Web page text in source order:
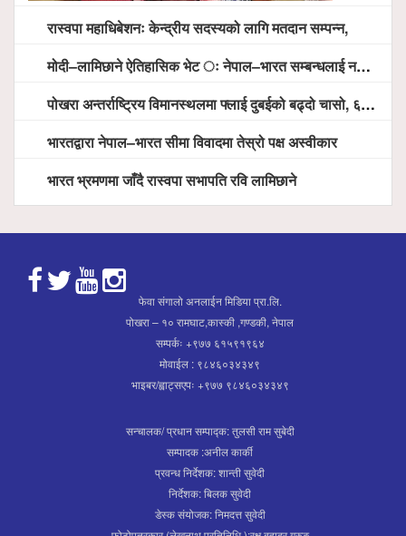
रास्वपा महाधिबेशनः केन्द्रीय सदस्यको लागि मतदान सम्पन्न,
मोदी–लामिछाने ऐतिहासिक भेट ः नेपाल–भारत सम्बन्धलाई नयाँ उचाइमा पु¥याउने साझा प्रतिबद्धता
पोखरा अन्तर्राष्ट्रिय विमानस्थलमा फ्लाई दुबईको बढ्दो चासो, ६ घण्टा लामो प्राविधिक निरीक्षणपछि दैनिक उडानको ढोका खुल्दै
भारतद्वारा नेपाल–भारत सीमा विवादमा तेस्रो पक्ष अस्वीकार
भारत भ्रमणमा जाँदै रास्वपा सभापति रवि लामिछाने
फेवा संगालो अनलाईन मिडिया प्रा.लि.
पोखरा – १० रामघाट,कास्की ,गण्डकी, नेपाल
सम्पर्कः +९७७ ६१५९१९६४
मोवाईल : ९८४६०३४३४९
भाइबर/ह्वाट्सएपः +९७७ ९८४६०३४३४९
सन्चालक/ प्रधान सम्पाद्क: तुलसी राम सुबेदी
सम्पादक :अनील कार्की
प्रवन्ध निर्देशक: शान्ती सुवेदी
निर्देशक: बिलक सुवेदी
डेस्क संयोजक: निमदत्त सुवेदी